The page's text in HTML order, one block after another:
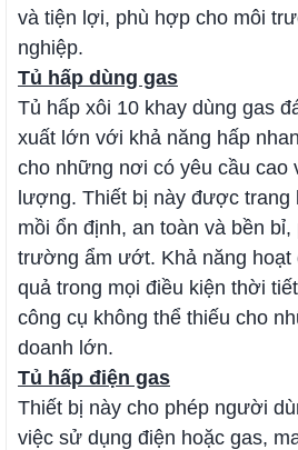
và tiện lợi, phù hợp cho môi
nghiệp.
Tủ hấp dùng gas
Tủ hấp xôi 10 khay dùng gas
xuất lớn với khả năng hấp
cho những nơi có yêu cầu cao
lượng. Thiết bị này được
mồi ổn định, an toàn và bền
trường ẩm ướt. Khả năng hoạt
quả trong mọi điều kiện thời
công cụ không thể thiếu cho
doanh lớn.
Tủ hấp điện gas
Thiết bị này cho phép người
việc sử dụng điện hoặc gas,